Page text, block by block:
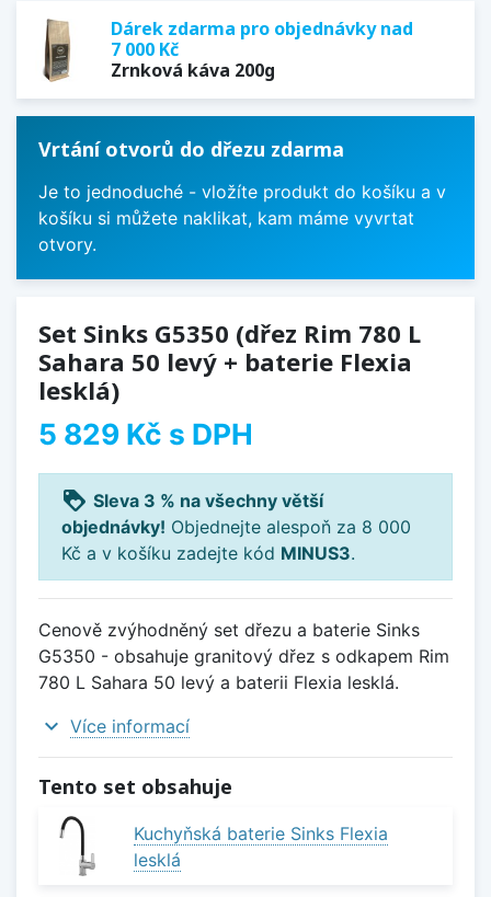
Dárek zdarma pro objednávky nad
7 000 Kč
Zrnková káva 200g
Vrtání otvorů do dřezu zdarma
Je to jednoduché - vložíte produkt do košíku a v
košíku si můžete naklikat, kam máme vyvrtat
otvory.
Set Sinks G5350 (dřez Rim 780 L
Sahara 50 levý + baterie Flexia
lesklá)
5 829 Kč s DPH
loyalty Sleva 3 % na všechny větší
objednávky! Objednejte alespoň za 8 000
Kč a v košíku zadejte kód MINUS3.
Cenově zvýhodněný set dřezu a baterie Sinks
G5350 - obsahuje granitový dřez s odkapem Rim
780 L Sahara 50 levý a baterii Flexia lesklá.
expand_more Více informací
Tento set obsahuje
Kuchyňská baterie Sinks Flexia
lesklá